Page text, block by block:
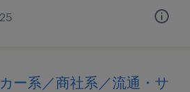
ー系／商社系／流通・サ